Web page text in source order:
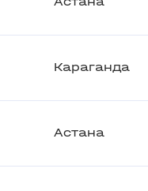
Караганда
Астана